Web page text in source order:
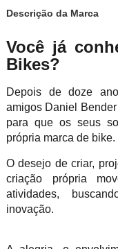
Descrição da Marca
Você já
Bikes?
Depois de doze
amigos Daniel
para que os seus
própria marca de bike.
O desejo de criar,
criação própria
atividades,
inovação.